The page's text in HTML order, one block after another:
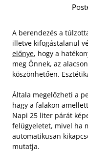
A berendezés a
illetve kifogástalanul
előnye, hogy a
meg Önnek, az
köszönhetően.
Általa megelőzheti a
hagy a falakon
Napi 25 liter párát
felügyeletet, mivel ha
automatikusan
mutatja.